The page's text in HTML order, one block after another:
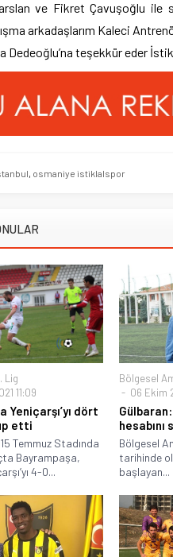
ve Fikret Çavuşoğlu ile
arkadaşlarım Kaleci
Dedeoğlu’na teşekkür eder
, osmaniye istiklalspor
Lig
11:09
Yeniçarşı’yı dört
etti
Temmuz Stadında
Bayrampaşa,
4-0...
Bölgesel
06 Ekim
hesabını
Bölgesel
tarihinde
başlayan...